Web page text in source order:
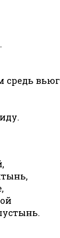
средь вьюг